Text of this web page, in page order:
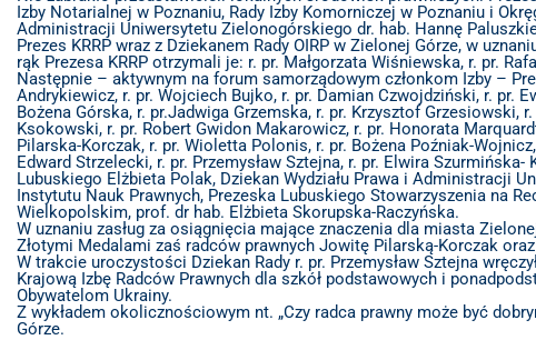
Izby Notarialnej w Poznaniu, Rady Izby Komorniczej w Poznaniu i
Administracji Uniwersytetu Zielonogórskiego dr. hab. Hannę
Prezes KRRP wraz z Dziekanem Rady OIRP w Zielonej Górze, w
rąk Prezesa KRRP otrzymali je: r. pr. Małgorzata Wiśniewska, r. pr.
Następnie – aktywnym na forum samorządowym członkom Izby –
Andrykiewicz, r. pr. Wojciech Bujko, r. pr. Damian Czwojdziński, r. pr.
Bożena Górska, r. pr.Jadwiga Grzemska, r. pr. Krzysztof Grzesiowski,
Ksokowski, r. pr. Robert Gwidon Makarowicz, r. pr. Honorata
Pilarska-Korczak, r. pr. Wioletta Polonis, r. pr. Bożena Poźniak-
Edward Strzelecki, r. pr. Przemysław Sztejna, r. pr. Elwira
Lubuskiego Elżbieta Polak, Dziekan Wydziału Prawa i Administracji
Instytutu Nauk Prawnych, Prezeska Lubuskiego Stowarzyszenia na
Wielkopolskim, prof. dr hab. Elżbieta Skorupska-Raczyńska.
W uznaniu zasług za osiągnięcia mające znaczenia dla miasta
Złotymi Medalami zaś radców prawnych Jowitę Pilarską-Korczak
W trakcie uroczystości Dziekan Rady r. pr. Przemysław Sztejna
Krajową Izbę Radców Prawnych dla szkół podstawowych i
Obywatelom Ukrainy.
Z wykładem okolicznościowym nt. „Czy radca prawny może być
Górze.